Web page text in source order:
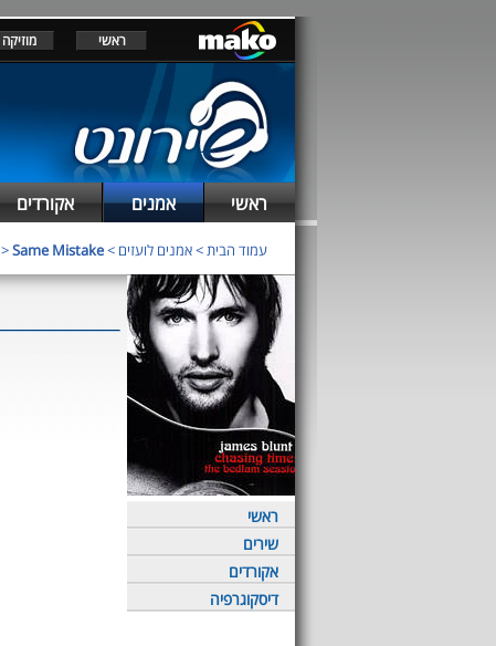
ראשי מוזיקה
ראשי אמנים אקורדים
עמוד הבית>אמנים לועזים >
>Same Mistake
ראשי
שירים
אקורדים
דיסקוגרפיה